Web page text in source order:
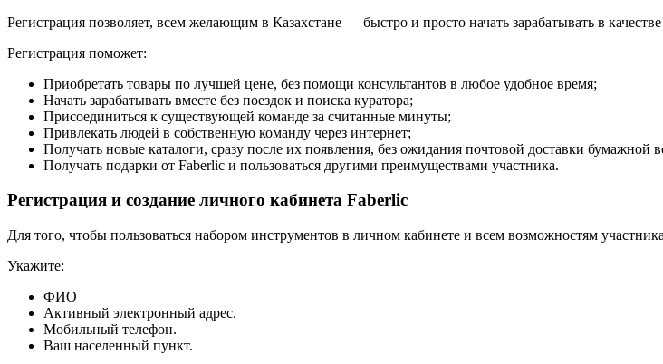
Регистрация позволяет, всем желающим в Казахстане — быстро и просто начать зарабатывать в
Регистрация поможет:
Приобретать товары по лучшей цене, без помощи консультантов в любое удобное время;
Начать зарабатывать вместе без поездок и поиска куратора;
Присоединиться к существующей команде за считанные минуты;
Привлекать людей в собственную команду через интернет;
Получать новые каталоги, сразу после их появления, без ожидания почтовой доставки бумажной
Получать подарки от Faberlic и пользоваться другими преимуществами участника.
Регистрация и создание личного кабинета Faberlic
Для того, чтобы пользоваться набором инструментов в личном кабинете и всем возможностям
Укажите:
ФИО
Активный электронный адрес.
Мобильный телефон.
Ваш населенный пункт.